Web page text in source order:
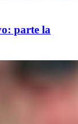
parte la